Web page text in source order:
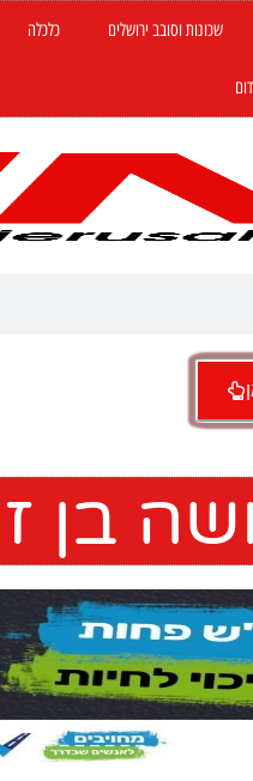
שכונות וסובב ירושלים כלכלה
בן